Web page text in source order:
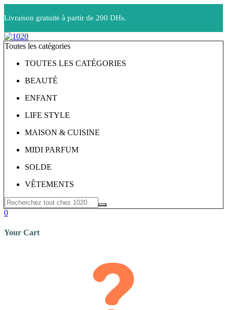
Livraison gratuite à partir de 200 DHs.
Toutes les catégories
TOUTES LES CATÉGORIES
BEAUTÉ
ENFANT
LIFE STYLE
MAISON & CUISINE
MIDI PARFUM
SOLDE
VÊTEMENTS
0
Your Cart